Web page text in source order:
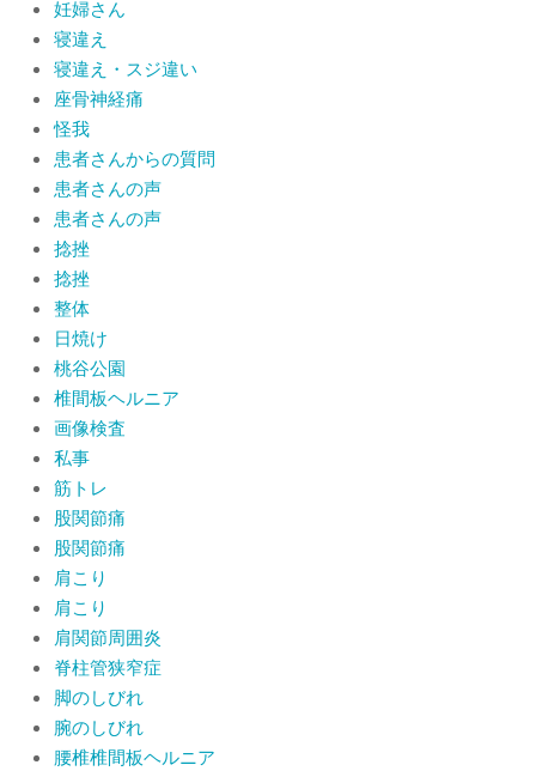
妊婦さん
寝違え
寝違え・スジ違い
座骨神経痛
怪我
患者さんからの質問
患者さんの声
患者さんの声
捻挫
捻挫
整体
日焼け
桃谷公園
椎間板ヘルニア
画像検査
私事
筋トレ
股関節痛
股関節痛
肩こり
肩こり
肩関節周囲炎
脊柱管狭窄症
脚のしびれ
腕のしびれ
腰椎椎間板ヘルニア